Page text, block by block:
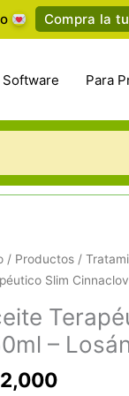
Compra la
Software Para
/ Productos /
Slim
–